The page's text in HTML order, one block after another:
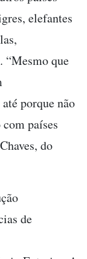
elefantes
“Mesmo que
porque não
países
do
de